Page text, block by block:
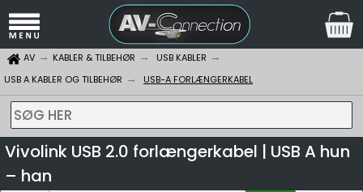
AV KABLER & TILBEHØR
USB KABLER
USB A KABLER OG TILBEHØR
USB-A FORLÆNGERKABEL
SØG HER
Vivolink USB 2.0 forlængerkabel | USB A hun
– han